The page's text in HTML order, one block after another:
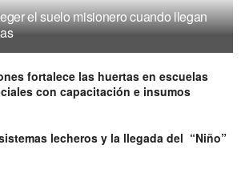
el suelo misionero cuando llegan
fortalece las huertas en escuelas
con capacitación e insumos
lecheros y la llegada del “Niño”